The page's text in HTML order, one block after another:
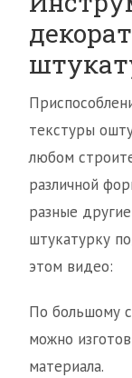
текстуры
любом
различной
разные
штукатурку
этом видео:
По большому
можно
материала.